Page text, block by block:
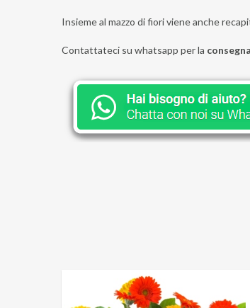
Insieme al mazzo di fiori viene anche
Contattateci su whatsapp per la